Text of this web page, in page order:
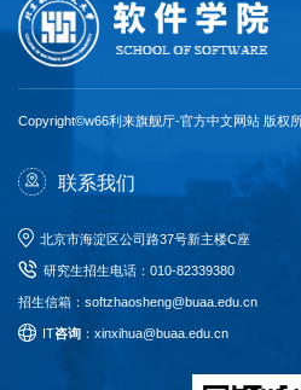
Copyright©w66利来旗舰厅-官方中文网站 版权
联系我们
北京市海淀区公司路37号新主楼C座
研究生招生电话： 010-82339380
招生信箱：softzhaosheng@buaa.edu.cn
IT咨询：xinxihua@buaa.edu.cn